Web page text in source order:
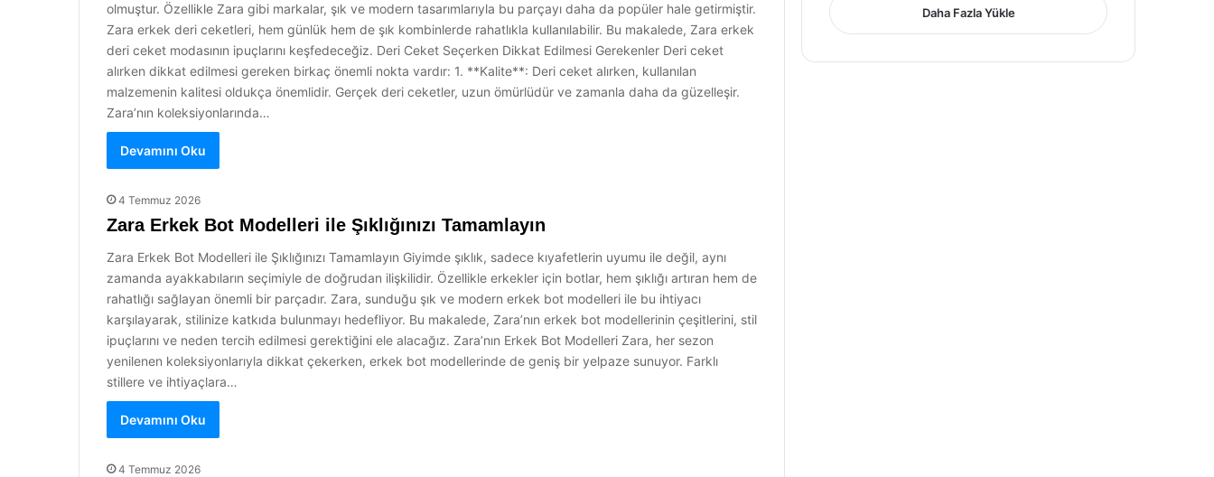
olmuştur. Özellikle Zara gibi markalar, şık ve modern tasarımlarıyla bu parçayı daha da popüler hale getirmiştir.
Zara erkek deri ceketleri, hem günlük hem de şık kombinlerde rahatlıkla kullanılabilir. Bu makalede, Zara erkek
deri ceket modasının ipuçlarını keşfedeceğiz. Deri Ceket Seçerken Dikkat Edilmesi Gerekenler Deri ceket
alırken dikkat edilmesi gereken birkaç önemli nokta vardır: 1. **Kalite**: Deri ceket alırken, kullanılan
malzemenin kalitesi oldukça önemlidir. Gerçek deri ceketler, uzun ömürlüdür ve zamanla daha da güzelleşir.
Zara’nın koleksiyonlarında…
Devamını Oku
4 Temmuz 2026
Zara Erkek Bot Modelleri ile Şıklığınızı Tamamlayın
Zara Erkek Bot Modelleri ile Şıklığınızı Tamamlayın Giyimde şıklık, sadece kıyafetlerin uyumu ile değil, aynı
zamanda ayakkabıların seçimiyle de doğrudan ilişkilidir. Özellikle erkekler için botlar, hem şıklığı artıran hem de
rahatlığı sağlayan önemli bir parçadır. Zara, sunduğu şık ve modern erkek bot modelleri ile bu ihtiyacı
karşılayarak, stilinize katkıda bulunmayı hedefliyor. Bu makalede, Zara’nın erkek bot modellerinin çeşitlerini, stil
ipuçlarını ve neden tercih edilmesi gerektiğini ele alacağız. Zara’nın Erkek Bot Modelleri Zara, her sezon
yenilenen koleksiyonlarıyla dikkat çekerken, erkek bot modellerinde de geniş bir yelpaze sunuyor. Farklı
stillere ve ihtiyaçlara…
Devamını Oku
4 Temmuz 2026
Daha Fazla Yükle